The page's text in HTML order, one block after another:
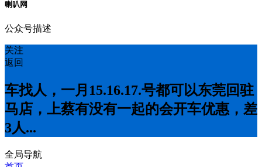
喇叭网
公众号描述
关注
返回
车找人，一月15.16.17.号都可以东莞回驻
马店，上蔡有没有一起的会开车优惠，差
3人...
全局导航